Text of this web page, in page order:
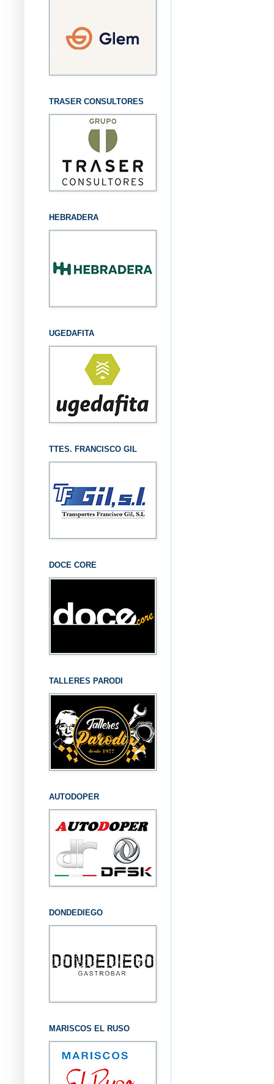
TRASER CONSULTORES
HEBRADERA
UGEDAFITA
TTES. FRANCISCO GIL
DOCE CORE
TALLERES PARODI
AUTODOPER
DONDEDIEGO
MARISCOS EL RUSO